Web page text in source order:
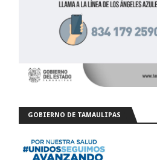
GOBIERNO DE TAMAULIPAS